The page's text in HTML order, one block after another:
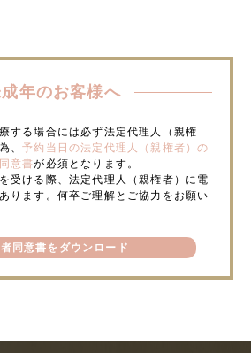
年のお客様へ
する場合には必ず法定代理人（親権
、予約当日の法定代理人（親権者）の
意書が必須となります。
受ける際、法定代理人（親権者）に電
ります。何卒ご理解とご協力をお願い
同意書をダウンロード